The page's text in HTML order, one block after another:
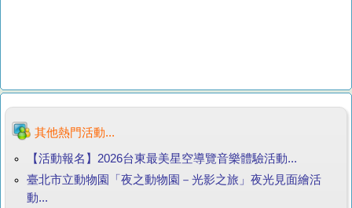
其他熱門活動...
【活動報名】2026台東最美星空導覽音樂體驗活動...
臺北市立動物園「夜之動物園－光影之旅」夜光見面繪活
動...